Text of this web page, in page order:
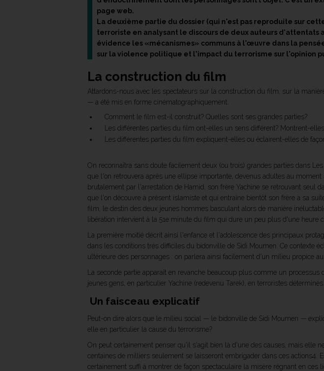
page web.
La deuxième partie du dossier (qui n'est pas reproduite sur
terroriste en analysant le discours de deux auteurs
évidence les «mécanismes» communs à l'œuvre dans la
sur la violence politique et l'impact du terrorisme sur l'opinion
La construction du film
Attardons-nous avec les spectateurs sur la construction du film, sur la
— a été mis en forme cinématographiquement.
Comment le film est-il construit? Quelles sont ses grandes parties?
Les différentes parties du film ont-elles un sens différent? Montrent-
Les différentes parties du film expliquent-elles ou éclairent-elles de
On reconnaîtra sans doute facilement deux (ou trois) grandes parties dans
que l'on retrouvera après une ellipse importante, devenus adultes au
brutalement par l'arrestation de Hamid, son frère Yachine se retrouvant seul
que l'on découvre à présent islamiste et qui entraîne bientôt son frère à sa
film, le destin des deux jeunes hommes basculant alors de manière
libération intervient à la 51e minute du film qui dure un peu plus d'une heure
La première moitié décrit ainsi l'enfance et l'adolescence des principaux
dans les conditions très difficiles du bidonville de Sidi Moumen. Ce
ultérieure des personnages : on parlera ainsi facilement d'un milieu propice
La seconde partie apparaît en revanche beaucoup plus comme un
jeunes gens, en particulier Yachine (redevenu Tarek), en terroristes déterminés.
Un faisceau explicatif
Peut-on dire alors que le milieu social — le bidonville de Sidi Moumen —
elle en particulier la cause du terrorisme?
On peut certainement penser qu'il s'agit bien là d'une des causes, mais elle
centaines de milliers seulement se laisseront embrigader dans ces actions4.
certainement suffi à montrer de façon spectaculaire la misère régnant en